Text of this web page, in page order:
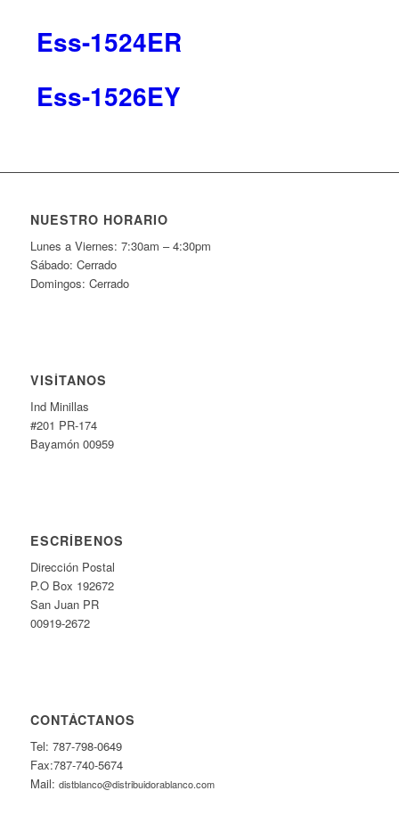
Ess-1524ER
Ess-1526EY
NUESTRO HORARIO
Lunes a Viernes: 7:30am – 4:30pm
Sábado: Cerrado
Domingos: Cerrado
VISÍTANOS
Ind Minillas
#201 PR-174
Bayamón 00959
ESCRÍBENOS
Dirección Postal
P.O Box 192672
San Juan PR
00919-2672
CONTÁCTANOS
Tel: 787-798-0649
Fax:787-740-5674
Mail: distblanco@distribuidorablanco.com